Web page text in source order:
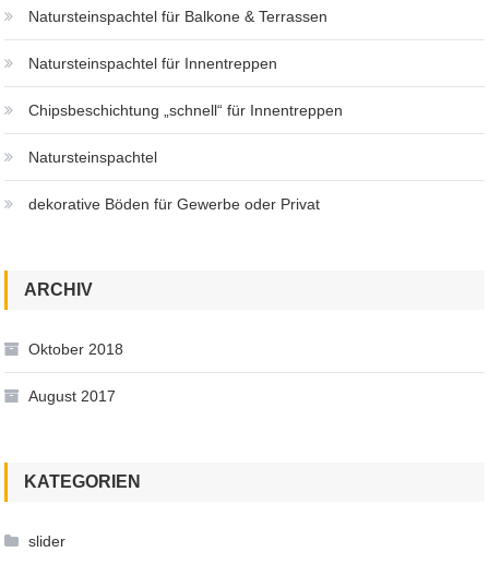
Natursteinspachtel für Balkone & Terrassen
Natursteinspachtel für Innentreppen
Chipsbeschichtung „schnell“ für Innentreppen
Natursteinspachtel
dekorative Böden für Gewerbe oder Privat
ARCHIV
Oktober 2018
August 2017
KATEGORIEN
slider